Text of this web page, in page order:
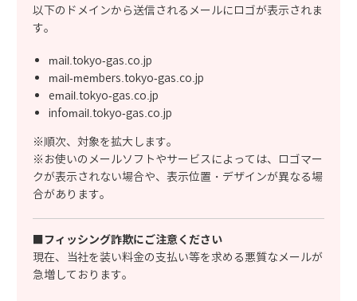
以下のドメインから送信されるメールにロゴが表示されま
す。
mail.tokyo-gas.co.jp
mail-members.tokyo-gas.co.jp
email.tokyo-gas.co.jp
infomail.tokyo-gas.co.jp
※順次、対象を拡大します。
※お使いのメールソフトやサービスによっては、ロゴマー
クが表示されない場合や、表示位置・デザインが異なる場
合があります。
■フィッシング詐欺にご注意ください
現在、当社を装い料金の支払い等を求める悪質なメールが
急増しております。